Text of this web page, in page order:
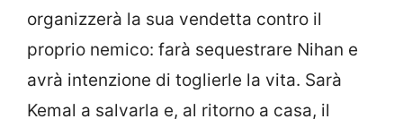
organizzerà la sua vendetta contro il
proprio nemico: farà sequestrare Nihan e
avrà intenzione di toglierle la vita. Sarà
Kemal a salvarla e, al ritorno a casa, il